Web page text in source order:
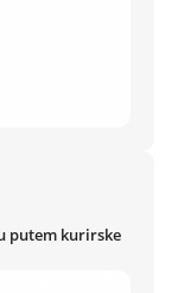
putem kurirske